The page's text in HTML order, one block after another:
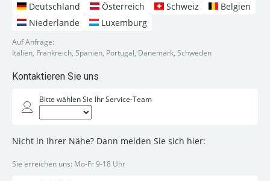
Deutschland
Österreich Schweiz
Belgien
Niederlande
Luxemburg
Auf Anfrage:
Italien, Frankreich, Spanien, Portugal, Dänemark, Schweden
Kontaktieren Sie uns
Bitte wählen Sie Ihr Service-Team
Nicht in Ihrer Nähe? Dann melden Sie sich hier:
Sie erreichen uns: Mo-Fr 9-18 Uhr